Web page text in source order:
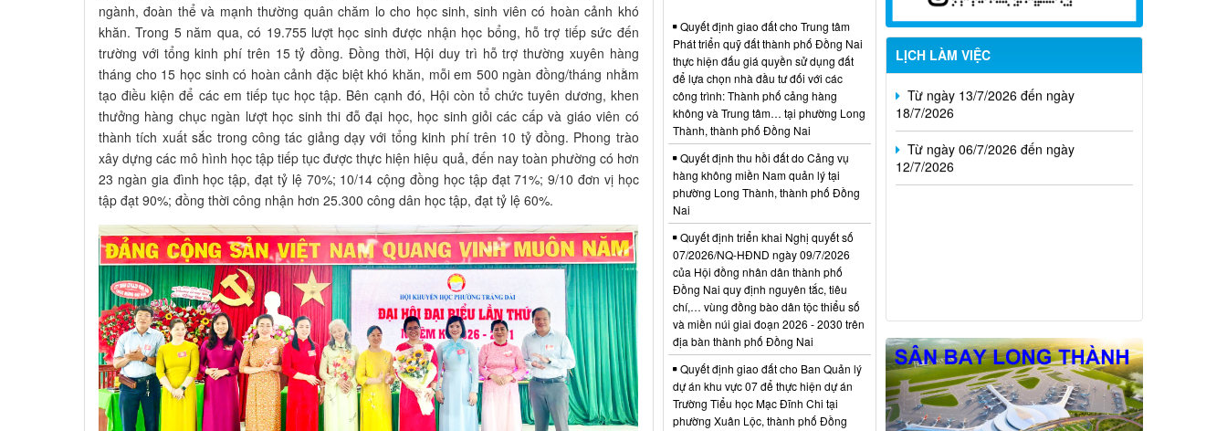
ngành, đoàn thể và mạnh thường quân chăm lo cho học sinh, sinh viên có hoàn cảnh khó
khăn. Trong 5 năm qua, có 19.755 lượt học sinh được nhận học bổng, hỗ trợ tiếp sức đến
trường với tổng kinh phí trên 15 tỷ đồng. Đồng thời, Hội duy trì hỗ trợ thường xuyên hàng
tháng cho 15 học sinh có hoàn cảnh đặc biệt khó khăn, mỗi em 500 ngàn đồng/tháng nhằm
tạo điều kiện để các em tiếp tục học tập. Bên cạnh đó, Hội còn tổ chức tuyên dương, khen
thưởng hàng chục ngàn lượt học sinh thi đỗ đại học, học sinh giỏi các cấp và giáo viên có
thành tích xuất sắc trong công tác giảng dạy với tổng kinh phí trên 10 tỷ đồng. Phong trào
xây dựng các mô hình học tập tiếp tục được thực hiện hiệu quả, đến nay toàn phường có hơn
23 ngàn gia đình học tập, đạt tỷ lệ 70%; 10/14 cộng đồng học tập đạt 71%; 9/10 đơn vị học
tập đạt 90%; đồng thời công nhận hơn 25.300 công dân học tập, đạt tỷ lệ 60%.
LỊCH LÀM VIỆC
26/7/2026
Từ ngày 13/7/2026 đến ngày
Từ ngày 06/7/2026 đến ngày
Quyết định giao đất cho Trung tâm
Phát triển quỹ đất thành phố Đồng Nai
thực hiện đấu giá quyền sử dụng đất
để lựa chọn nhà đầu tư đối với các
công trình: Thành phố cảng hàng
không và Trung tâm… tại phường Long
Thành, thành phố Đồng Nai
Quyết định thu hồi đất do Cảng vụ
hàng không miền Nam quản lý tại
phường Long Thành, thành phố Đồng
Nai
Quyết định triển khai Nghị quyết số
07/2026/NQ-HĐND ngày 09/7/2026
của Hội đồng nhân dân thành phố
Đồng Nai quy định nguyên tắc, tiêu
chí,… vùng đồng bào dân tộc thiểu số
và miền núi giai đoạn 2026 - 2030 trên
địa bàn thành phố Đồng Nai
Quyết định giao đất cho Ban Quản lý
dự án khu vực 07 để thực hiện dự án
Trường Tiểu học Mạc Đĩnh Chi tại
phường Xuân Lộc, thành phố Đồng